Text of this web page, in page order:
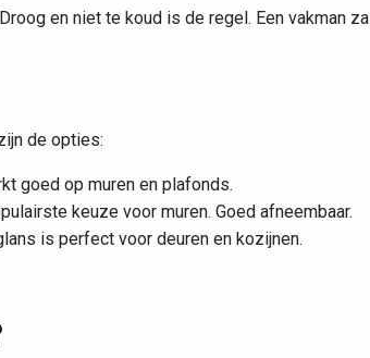
en niet te koud is de regel. Een vakman
de opties:
goed op muren en plafonds.
keuze voor muren. Goed afneembaar.
is perfect voor deuren en kozijnen.